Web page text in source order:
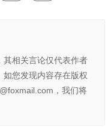
其相关言论仅代表作者
您发现内容存在版权
，我们将